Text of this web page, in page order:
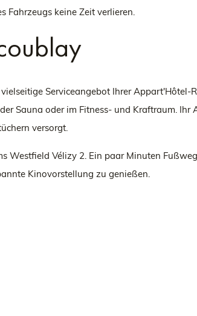
keine Zeit verlieren.
Serviceangebot Ihrer
Sauna oder im Fitness- und Kraftraum.
versorgt.
Westfield Vélizy 2. Ein paar Minuten
Kinovorstellung zu genießen.